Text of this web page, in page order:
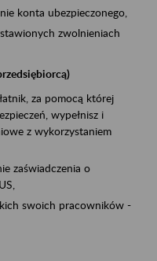
konta ubezpieczonego,
zwolnieniach
za pomocą której
wypełnisz i
z wykorzystaniem
zaświadczenia o
swoich pracowników -